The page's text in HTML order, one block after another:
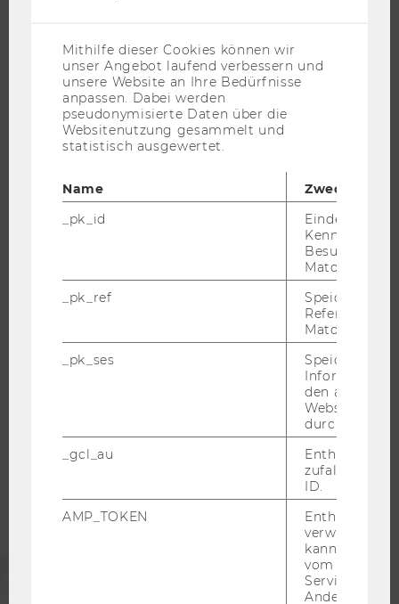
RESEARCH CAREER
WELCOME SERVICES
KARRIEREKONTAKTE AN DER WU
KARRIERENETZWERKE AN DER WU
STUDIERENDE
Mithilfe dieser Cookies können wir
unser Angebot laufend verbessern und
unsere Website an Ihre Bedürfnisse
anpassen. Dabei werden
pseudonymisierte Daten über die
Websitenutzung gesammelt und
statistisch ausgewertet.
Name
Zweck
_pk_id
Eindeutige
Besuchers
Matomo.
_pk_ref
Speicherung
Referrers
Matomo.
_pk_ses
Speicherung
den aktuellen
durch
_gcl_au
Enthält eine
ID.
AMP_TOKEN
Enthält ein
verwendet
kann, um
vom AMP-
Service
Andere